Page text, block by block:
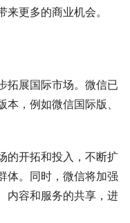
更多的商业机会。
拓展国际市场。微信已
，例如微信国际版、
的开拓和投入，不断扩
体。同时，微信将加强
内容和服务的共享，进